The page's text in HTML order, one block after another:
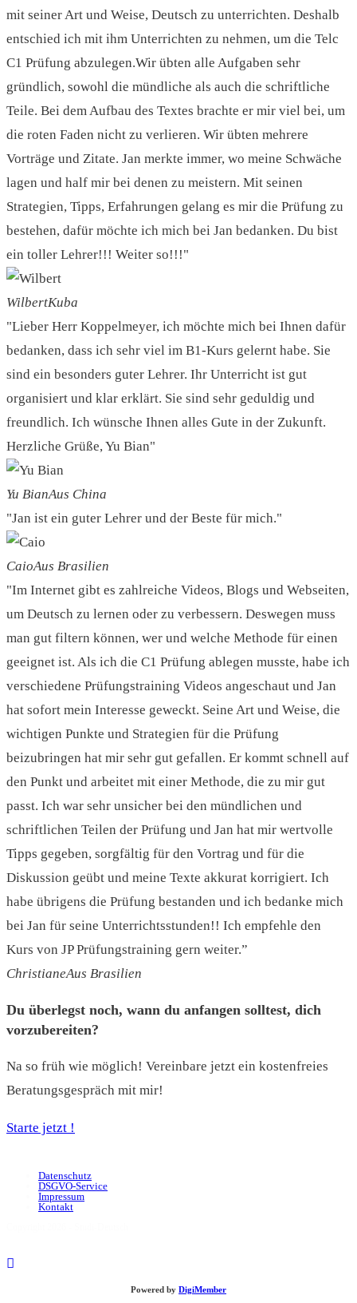
mit seiner Art und Weise, Deutsch zu unterrichten. Deshalb
entschied ich mit ihm Unterrichten zu nehmen, um die Telc
C1 Prüfung abzulegen.Wir übten alle Aufgaben sehr
gründlich, sowohl die mündliche als auch die schriftliche
Teile. Bei dem Aufbau des Textes brachte er mir viel bei, um
die roten Faden nicht zu verlieren. Wir übten mehrere
Vorträge und Zitate. Jan merkte immer, wo meine Schwäche
lagen und half mir bei denen zu meistern. Mit seinen
Strategien, Tipps, Erfahrungen gelang es mir die Prüfung zu
bestehen, dafür möchte ich mich bei Jan bedanken. Du bist
ein toller Lehrer!!! Weiter so!!!"
WilbertKuba
"Lieber Herr Koppelmeyer, ich möchte mich bei Ihnen dafür
bedanken, dass ich sehr viel im B1-Kurs gelernt habe. Sie
sind ein besonders guter Lehrer. Ihr Unterricht ist gut
organisiert und klar erklärt. Sie sind sehr geduldig und
freundlich. Ich wünsche Ihnen alles Gute in der Zukunft.
Herzliche Grüße, Yu Bian"
Yu BianAus China
"Jan ist ein guter Lehrer und der Beste für mich."
CaioAus Brasilien
"Im Internet gibt es zahlreiche Videos, Blogs und Webseiten,
um Deutsch zu lernen oder zu verbessern. Deswegen muss
man gut filtern können, wer und welche Methode für einen
geeignet ist. Als ich die C1 Prüfung ablegen musste, habe ich
verschiedene Prüfungstraining Videos angeschaut und Jan
hat sofort mein Interesse geweckt. Seine Art und Weise, die
wichtigen Punkte und Strategien für die Prüfung
beizubringen hat mir sehr gut gefallen. Er kommt schnell auf
den Punkt und arbeitet mit einer Methode, die zu mir gut
passt. Ich war sehr unsicher bei den mündlichen und
schriftlichen Teilen der Prüfung und Jan hat mir wertvolle
Tipps gegeben, sorgfältig für den Vortrag und für die
Diskussion geübt und meine Texte akkurat korrigiert. Ich
habe übrigens die Prüfung bestanden und ich bedanke mich
bei Jan für seine Unterrichtsstunden!! Ich empfehle den
Kurs von JP Prüfungstraining gern weiter.”
ChristianeAus Brasilien
Du überlegst noch, wann du anfangen solltest, dich
vorzubereiten?
Na so früh wie möglich! Vereinbare jetzt ein kostenfreies
Beratungsgespräch mit mir!
Starte jetzt !
Datenschutz
DSGVO-Service
Impressum
Kontakt
Powered by DigiMember